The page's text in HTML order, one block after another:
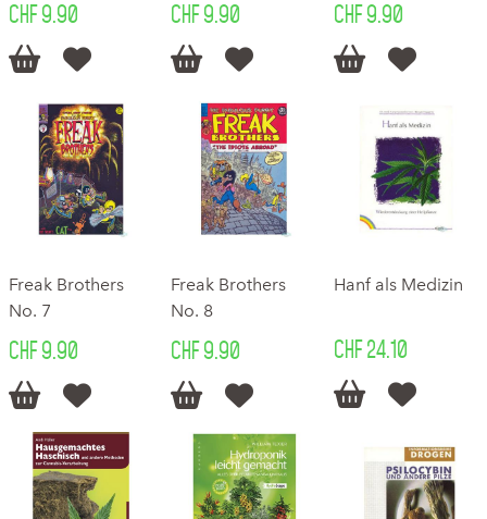
CHF 9.90
 
CHF 9.90
 
CHF 9.90
 
Freak Brothers
No. 7
CHF 9.90
 
Freak Brothers
No. 8
CHF 9.90
 
Hanf als Medizin
CHF 24.10
 